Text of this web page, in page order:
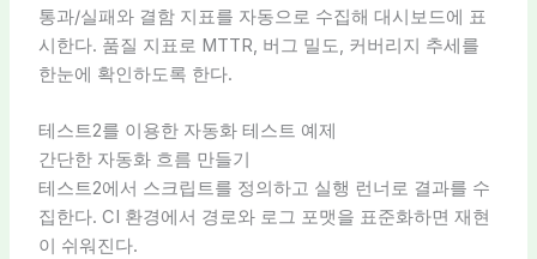
통과/실패와 결함 지표를 자동으로 수집해 대시보드에 표
시한다. 품질 지표로 MTTR, 버그 밀도, 커버리지 추세를
한눈에 확인하도록 한다.
테스트2를 이용한 자동화 테스트 예제
간단한 자동화 흐름 만들기
테스트2에서 스크립트를 정의하고 실행 런너로 결과를 수
집한다. CI 환경에서 경로와 로그 포맷을 표준화하면 재현
이 쉬워진다.